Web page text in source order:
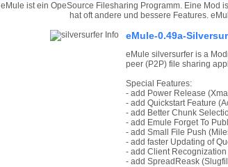
eMule ist ein OpeSource Filesharing Programm. Eine Mod
hat oft andere und bessere Features.
eMule-0.49a-
eMule silversurfer is a
peer (P2P) file sharing
Special Features:
- add Power Release
- add Quickstart Feature
- add Better Chunk
- add Emule Forget To
- add Small File Push
- add faster Updating of
- add Client
- add SpreadReask